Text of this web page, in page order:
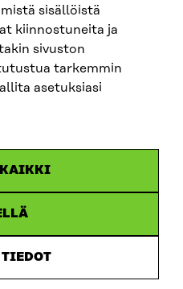
sisällöistä
kiinnostuneita ja
sivuston
tarkemmin
asetuksiasi
TIEDOT